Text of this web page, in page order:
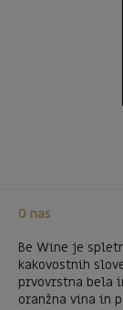
O nas
Be Wine je
kakovostnih
prvovrstna bela
oranžna vina in